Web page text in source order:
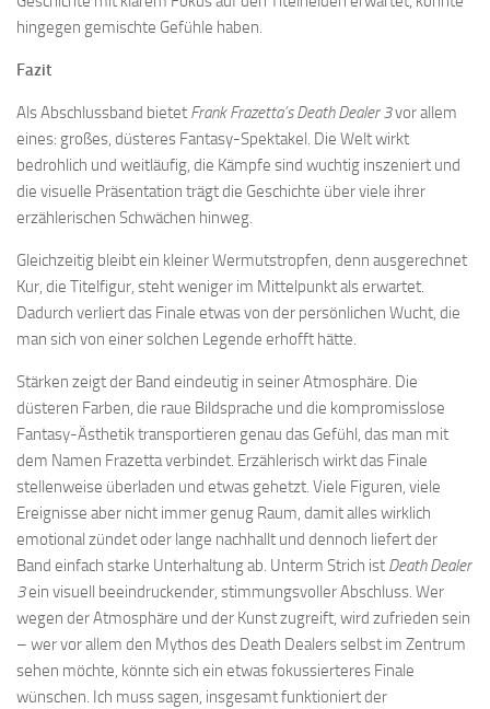
hingegen gemischte Gefühle haben.
Fazit
Als Abschlussband bietet Frank Frazetta’s Death Dealer 3vor allem
eines: großes, düsteres Fantasy-Spektakel. Die Welt wirkt
bedrohlich und weitläufig, die Kämpfe sind wuchtig inszeniert und
die visuelle Präsentation trägt die Geschichte über viele ihrer
erzählerischen Schwächen hinweg.
Gleichzeitig bleibt ein kleiner Wermutstropfen, denn ausgerechnet
Kur, die Titelfigur, steht weniger im Mittelpunkt als erwartet.
Dadurch verliert das Finale etwas von der persönlichen Wucht, die
man sich von einer solchen Legende erhofft hätte.
Stärken zeigt der Band eindeutig in seiner Atmosphäre. Die
düsteren Farben, die raue Bildsprache und die kompromisslose
Fantasy-Ästhetik transportieren genau das Gefühl, das man mit
dem Namen Frazetta verbindet. Erzählerisch wirkt das Finale
stellenweise überladen und etwas gehetzt. Viele Figuren, viele
Ereignisse aber nicht immer genug Raum, damit alles wirklich
emotional zündet oder lange nachhallt und dennoch liefert der
Band einfach starke Unterhaltung ab. Unterm Strich ist Death Dealer
3ein visuell beeindruckender, stimmungsvoller Abschluss. Wer
wegen der Atmosphäre und der Kunst zugreift, wird zufrieden sein
– wer vor allem den Mythos des Death Dealers selbst im Zentrum
sehen möchte, könnte sich ein etwas fokussierteres Finale
wünschen. Ich muss sagen, insgesamt funktioniert der